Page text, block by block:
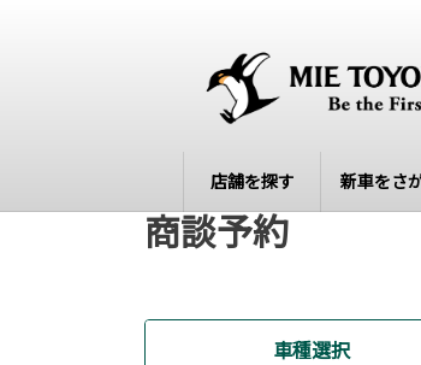
店舗を探す 新車をさ
商談予約
車種選択